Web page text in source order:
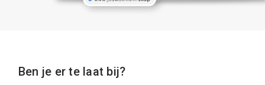
Ben je er te laat bij?